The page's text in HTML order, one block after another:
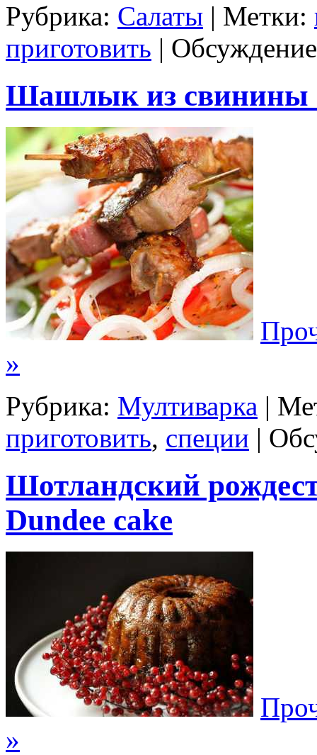
Рубрика: Салаты | Метки:
приготовить |
Шашлык из свинины
»
Рубрика: Мултиварка |
приготовить, специи |
Шотландский
Dundee cake
»